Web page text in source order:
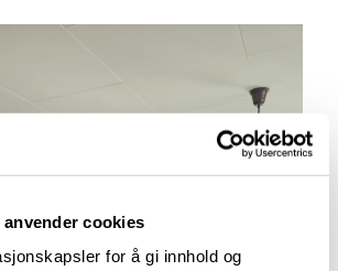
cookies
for å gi innhold og